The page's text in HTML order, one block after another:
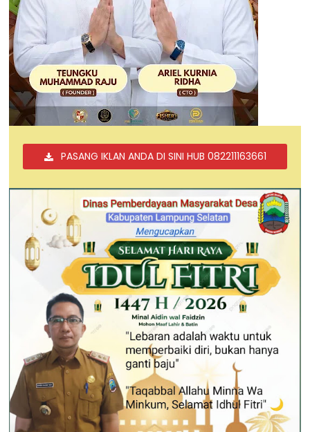
PASANG IKLAN ANDA DI SINI HUB 082211163661